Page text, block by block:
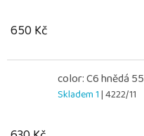
650 Kč
color: C6 hnědá 55
Skladem 1| 4222/11